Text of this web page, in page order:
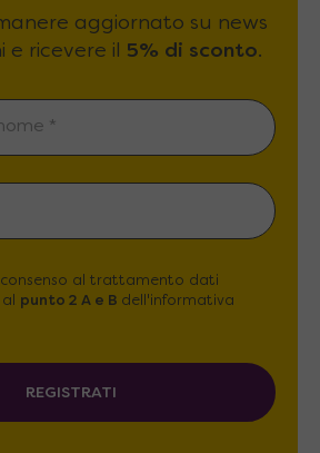
aggiornato su news
e ricevere il 5% di sconto.
consenso al trattamento dati
punto 2 A e B dell'informativa
REGISTRATI